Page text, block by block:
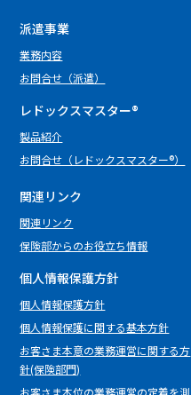
派遣事業
業務内容
お問合せ（派遣）
レドックスマスター®
製品紹介
お問合せ（レドックスマスター®）
関連リンク
関連リンク
保険部からのお役立ち情報
個人情報保護方針
個⼈情報保護⽅針
個人情報保護に関する基本方針
お客さま本意の業務運営に関する方
針(保険部門)
お客さま本位の業務運営の定着を測